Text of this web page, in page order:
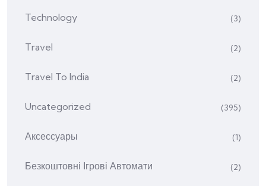
Technology (3)
Travel (2)
Travel To India (2)
Uncategorized (395)
Аксессуары (1)
Безкоштовні Ігрові Автомати (2)